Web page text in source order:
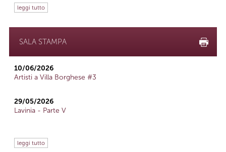
leggi tutto
SALA STAMPA
10/06/2026
Artisti a Villa Borghese #3
29/05/2026
Lavinia - Parte V
leggi tutto